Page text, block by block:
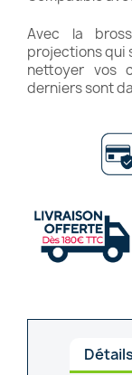
Avec la
projections qui
nettoyer vos
derniers sont